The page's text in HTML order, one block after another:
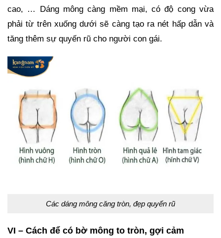
cao, … Dáng mông càng mềm mại, có độ cong vừa
phải từ trên xuống dưới sẽ càng tạo ra nét hấp dẫn và
tăng thêm sự quyến rũ cho người con gái.
Các dáng mông căng tròn, đẹp quyến rũ
VI – Cách để có bờ mông to tròn, gợi cảm